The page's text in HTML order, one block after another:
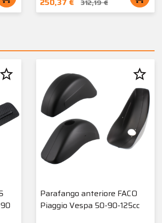
312,19 €
star_border
Parafango anteriore FACO
Piaggio Vespa 50-90-125cc
star_border